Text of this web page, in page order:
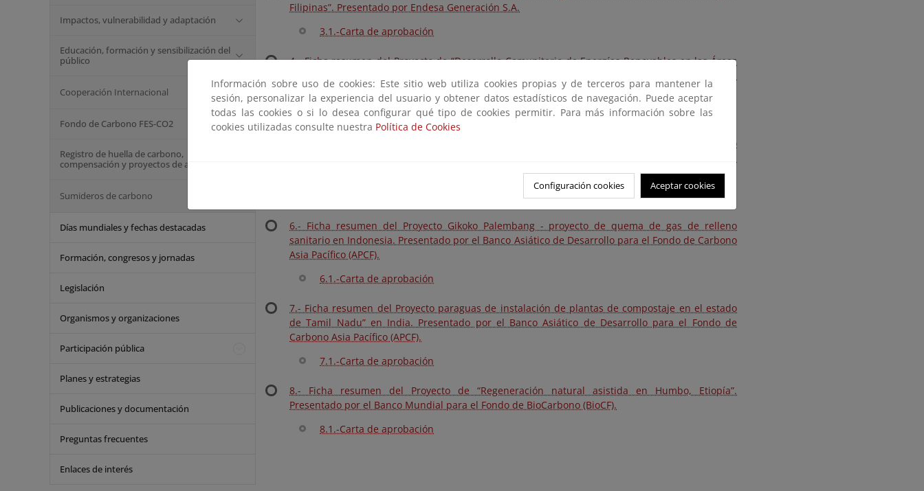
Impactos, vulnerabilidad y adaptación
Educación, formación y sensibilización del
público
Cooperación Internacional
Fondo de Carbono FES-CO2
Registro de huella de carbono,
compensación y proyectos de absorción
Sumideros de carbono
Días mundiales y fechas destacadas
Formación, congresos y jornadas
Legislación
Organismos y organizaciones
Participación pública
Planes y estrategias
Publicaciones y documentación
Preguntas frecuentes
Enlaces de interés
Filipinas”. Presentado por Endesa Generación S.A.
3.1.-Carta de aprobación
4.- Ficha resumen del Proyecto de “Desarrollo Comunitario de Energías Renovables en las Áreas
Carbono para el Desarrollo Comunitario (CDCF).
4.1.-Carta de aprobación.
5.- Ficha resumen del Proyecto de “Clausura de vertedero y recuperación de gas de relleno
6.- Ficha resumen del Proyecto Gikoko Palembang - proyecto de quema de gas de relleno
sanitario en Indonesia. Presentado por el Banco Asiático de Desarrollo para el Fondo de Carbono
Asia Pacífico (APCF).
6.1.-Carta de aprobación
7.- Ficha resumen del Proyecto paraguas de instalación de plantas de compostaje en el estado
de Tamil Nadu” en India. Presentado por el Banco Asiático de Desarrollo para el Fondo de
Carbono Asia Pacífico (APCF).
7.1.-Carta de aprobación
8.- Ficha resumen del Proyecto de “Regeneración natural asistida en Humbo, Etiopía”.
Presentado por el Banco Mundial para el Fondo de BioCarbono (BioCF).
8.1.-Carta de aprobación
Información sobre uso de cookies: Este sitio web utiliza cookies propias y de terceros para mantener la
sesión, personalizar la experiencia del usuario y obtener datos estadísticos de navegación. Puede aceptar
todas las cookies o si lo desea configurar qué tipo de cookies permitir. Para más información sobre las
cookies utilizadas consulte nuestra Política de Cookies
Configuración cookies Aceptar cookies